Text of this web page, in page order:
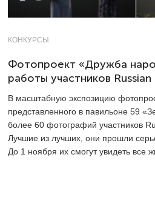
КОНКУРСЫ
Фотопроект «Дружба
работы участников
В масштабную экспозицию
представленного в павильоне 59
более 60 фотографий участников
Лучшие из лучших, они прошли
До 1 ноября их смогут увидеть все